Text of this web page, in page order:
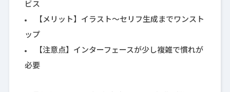
ビス
【メリット】イラスト〜セリフ生成までワンスト
ップ
【注意点】インターフェースが少し複雑で慣れが
必要